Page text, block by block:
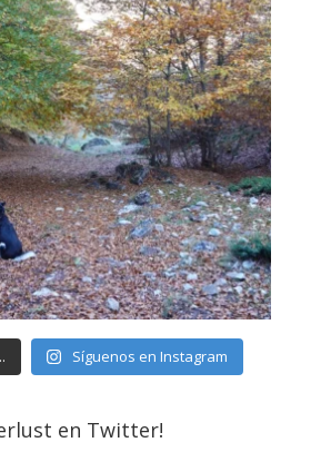
Síguenos en Instagram
en Twitter!